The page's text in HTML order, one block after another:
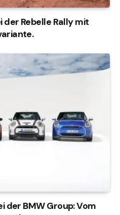
Rebelle Rally mit
der BMW Group: Vom